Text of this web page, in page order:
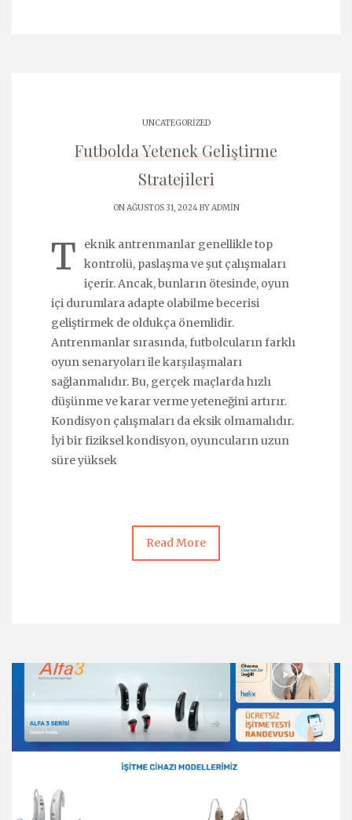
UNCATEGORIZED
Futbolda Yetenek Geliştirme
Stratejileri
ON AĞUSTOS 31, 2024 BYADMIN
T
eknik antrenmanlar genellikle top
kontrolü, paslaşma ve şut çalışmaları
içerir. Ancak, bunların ötesinde, oyun
içi durumlara adapte olabilme becerisi
geliştirmek de oldukça önemlidir.
Antrenmanlar sırasında, futbolcuların farklı
oyun senaryoları ile karşılaşmaları
sağlanmalıdır. Bu, gerçek maçlarda hızlı
düşünme ve karar verme yeteneğini artırır.
Kondisyon çalışmaları da eksik olmamalıdır.
İyi bir fiziksel kondisyon, oyuncuların uzun
süre yüksek
Read More